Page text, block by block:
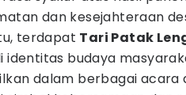
dan kesejahteraan
terdapat Tari Patak
identitas budaya
dalam berbagai acara